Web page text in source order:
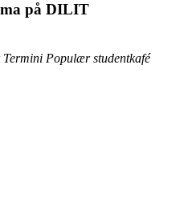
på DILIT
Populær studentkafé